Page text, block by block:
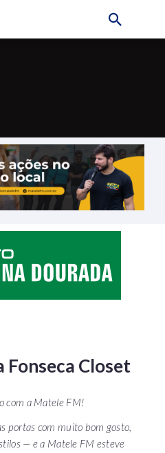
Fonseca Closet
com a Matele FM!
portas com muito bom gosto,
— e a Matele FM esteve